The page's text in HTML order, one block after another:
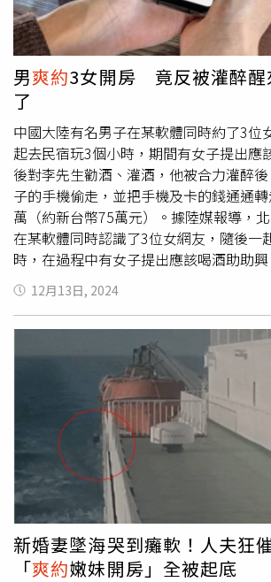
（陳昊宇飾）：都市白領，從小積極上進
公司的緊急任務獨身前往澳門，四處碰
自己的人生選擇是否正確，不過也在此
取自 《燦爛的風和海》官方微博）陸劇
好看嗎？這部都市劇沒有過多的狗血劇情
裁，而是將平凡人現實生活的困境與感情
一種非常真實而動人的節奏，讓觀眾能感
己身邊的故事，尤其是把澳門這個地方
完讓人想要再去一趟澳門體驗當地的民
／取自 《燦爛的風和海》官方微博）陸
海》因寫實劇情獲得高評價劇中麥又歌
很高，因為她的職場困境與我們一般無
加班、堵車、客戶
、職場壓力...，
己對於工作也有許多無力與無奈之處，
愛全因為細膩的情感刻畫，告訴我們現
還是得堅持與努力不懈，另外導演也十分
陳，讓人忍不住想看每個角色的發展，邊
在壓力中感受溫暖與治癒的力量，這也是
習的課題，找到能使心情豁然開朗的方法
慮、抑鬱中無法自拔。（圖／取自 《燦
微博）
男爽約3女開房 竟反被灌醉醒
了
中國大陸有名男子在某軟體同時約了3位
起去民宿玩3個小時，期間有女子提出應
後對李先生勸酒、灌酒，他被合力灌醉
子的手機偷走，並把手機及卡的錢通通
萬（約新台幣75萬元）。據陸媒報導，
在某軟體同時認識了3位女網友，隨後一
時，在過程中有女子提出應該喝酒助助
他，於是4個人便開始喝酒，其中酒量較
引導他喝酒，紛紛勸酒、灌酒。在酒喝
子要求李男轉事先談好的陪玩價格，在
中觀察李男操作，並記住其手機的密碼，
下，李男再也抵擋不住，喝的爛醉如泥，
生的手機偷走，把裡面的17萬元輕輕鬆
隨即報警，經過警方調查，最後破獲了由
集團，7個人都是在酒吧認識，因為缺錢
友見面，在喝酒的過程中盜竊，他們在做
立刻離開了案發地點，馬上租了2台豪車
隨後前往夜店進行高額消費，被警方抓獲
元（約新台幣4萬元），目前警方已核實
高達人民幣20多萬。
12月13日, 2024
新婚妻墜海哭到癱軟！人夫狂
「爽約嫩妹開房」全被起底